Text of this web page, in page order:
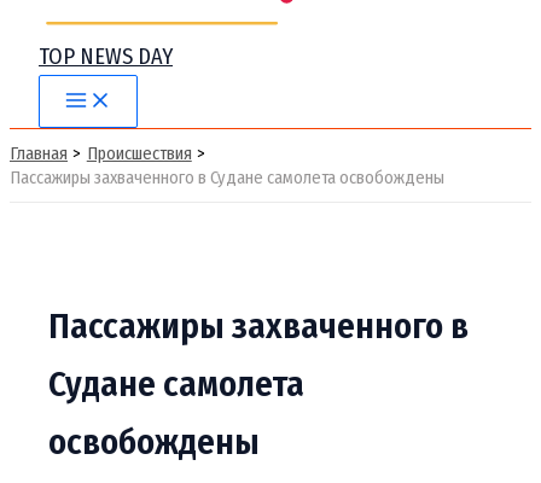
TOP NEWS DAY
Main
Menu
Главная
Происшествия
Пассажиры захваченного в Судане самолета освобождены
Пассажиры захваченного в
Судане самолета
освобождены